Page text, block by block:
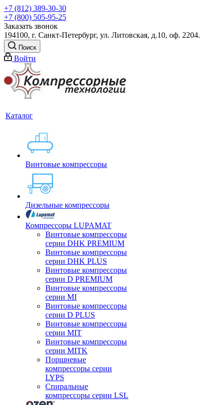
+7 (812) 389-30-30
+7 (800) 505-95-25
Заказать звонок
194100, г. Санкт-Петербург, ул. Литовская, д.10, оф. 2204.
Поиск
Войти
Каталог
Винтовые компрессоры
Дизельные компрессоры
Компрессоры LUPAMAT
Винтовые компрессоры
серии DHK PREMIUM
Винтовые компрессоры
серии DHK PLUS
Винтовые компрессоры
серии D PREMIUM
Винтовые компрессоры
серии MI
Винтовые компрессоры
серии D PLUS
Винтовые компрессоры
серии MIT
Винтовые компрессоры
серии MITK
Поршневые
компрессоры серии
LYPS
Спиральные
компрессоры серии LSL